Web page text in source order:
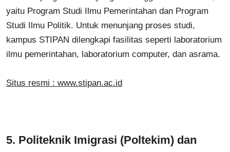
yaitu Program Studi Ilmu Pemerintahan dan Program
Studi Ilmu Politik. Untuk menunjang proses studi,
kampus STIPAN dilengkapi fasilitas seperti laboratorium
ilmu pemerintahan, laboratorium computer, dan asrama.
Situs resmi : www.stipan.ac.id
5. Politeknik Imigrasi (Poltekim) dan